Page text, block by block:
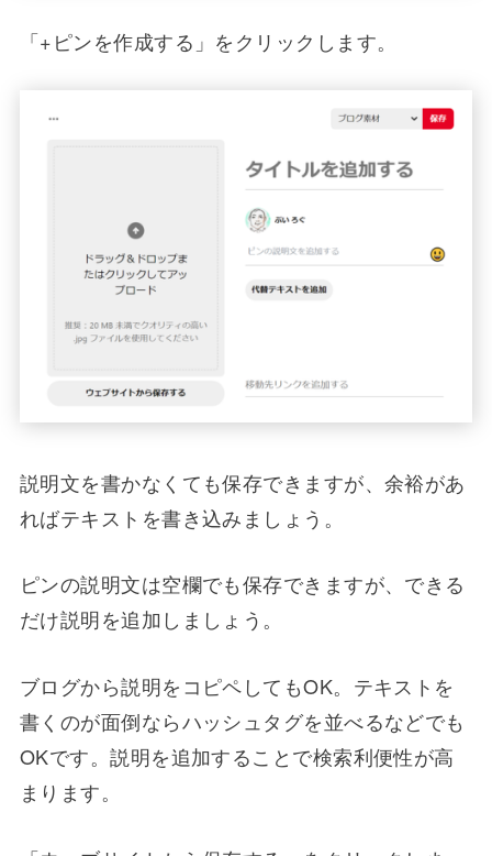
「+ピンを作成する」をクリックします。
説明文を書かなくても保存できますが、余裕があ
ればテキストを書き込みましょう。
ピンの説明文は空欄でも保存できますが、できる
だけ説明を追加しましょう。
ブログから説明をコピペしてもOK。テキストを
書くのが面倒ならハッシュタグを並べるなどでも
OKです。説明を追加することで検索利便性が高
まります。